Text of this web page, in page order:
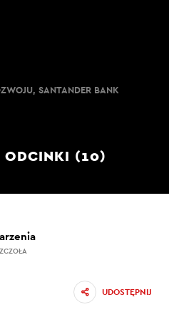
SANTANDER BANK
ODCINKI (10)
UDOSTĘPNIJ